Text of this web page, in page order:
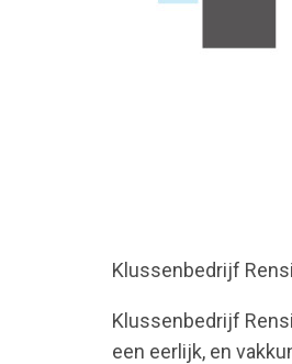
Klussenbedrijf
Klussenbedrijf
een eerlijk, en